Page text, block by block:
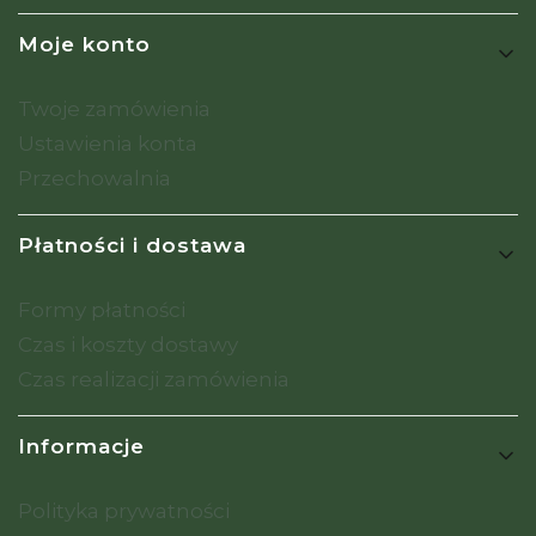
Moje konto
Twoje zamówienia
Ustawienia konta
Przechowalnia
Płatności i dostawa
Formy płatności
Czas i koszty dostawy
Czas realizacji zamówienia
Informacje
Polityka prywatności